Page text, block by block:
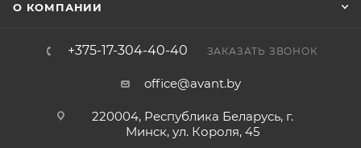
О КОМПАНИИ
+375-17-304-40-40 ЗАКАЗАТЬ ЗВОНОК
office@avant.by
220004, Республика Беларусь, г.
Минск, ул. Короля, 45